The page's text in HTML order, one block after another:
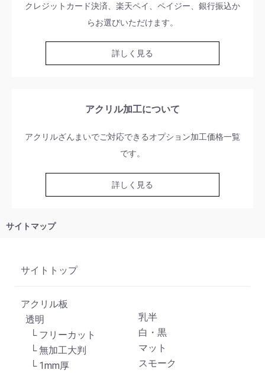
クレジットカード決済、楽天ペイ、ペイジー、銀行振込か
らお選びいただけます。
詳しく見る
アクリル加工について
アクリルざんまいでご対応できるオプション加工価格一覧
です。
詳しく見る
サイトマップ
サイトトップ
アクリル板
透明
└ フリーカット
└ 無加工大判
└ 1mm厚
乳半
白・黒
マット
スモーク